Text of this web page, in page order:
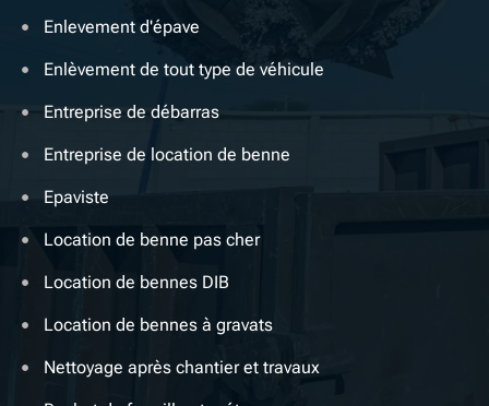
Enlevement d'épave
Enlèvement de tout type de véhicule
Entreprise de débarras
Entreprise de location de benne
Epaviste
Location de benne pas cher
Location de bennes DIB
Location de bennes à gravats
Nettoyage après chantier et travaux